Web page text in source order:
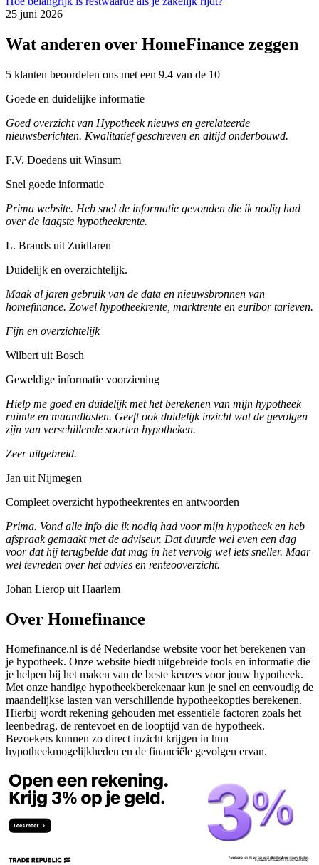
25 juni 2026
Wat anderen over HomeFinance zeggen
5 klanten beoordelen ons met een 9.4 van de 10
Goede en duidelijke informatie
Goed overzicht van Hypotheek nieuws en gerelateerde
nieuwsberichten. Kwalitatief geschreven en altijd onderbouwd.
F.V. Doedens uit Winsum
Snel goede informatie
Prima website. Heb snel de informatie gevonden die ik nodig had
over de laagste hypotheekrente.
L. Brands uit Zuidlaren
Duidelijk en overzichtelijk.
Maak al jaren gebruik van de data en nieuwsbronnen van
homefinance. Zowel hypotheekrente, marktrente en euribor tarieven.
Fijn en overzichtelijk
Wilbert uit Bosch
Geweldige informatie voorziening
Hielp me goed en duidelijk met het berekenen van mijn hypotheek
ruimte en maandlasten. Geeft ook duidelijk inzicht wat de gevolgen
zijn van verschillende soorten hypotheken.
Zeer uitgebreid.
Jan uit Nijmegen
Compleet overzicht hypotheekrentes en antwoorden
Prima. Vond alle info die ik nodig had voor mijn hypotheek en heb
afspraak gemaakt met de adviseur. Dat duurde wel even een dag
voor dat hij terugbelde dat mag in het vervolg wel iets sneller. Maar
wel tevreden over het advies en renteooverzicht.
Johan Lierop uit Haarlem
Over Homefinance
Homefinance.nl is dé Nederlandse website voor het berekenen van
je hypotheek. Onze website biedt uitgebreide tools en informatie die
je helpen bij het maken van de beste keuzes voor jouw hypotheek.
Met onze handige hypotheekberekenaar kun je snel en eenvoudig de
maandelijkse lasten van verschillende hypotheekopties berekenen.
Hierbij wordt rekening gehouden met essentiële factoren zoals het
leenbedrag, de rentevoet en de looptijd van de hypotheek.
Bezoekers kunnen zo direct inzicht krijgen in hun
hypotheekmogelijkheden en de financiële gevolgen ervan.